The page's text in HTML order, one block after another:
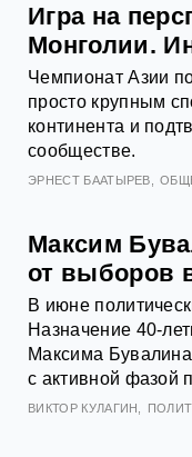
Игра на
Монголии.
Чемпионат Азии
просто крупным
континента и
сообществе.
ЭРНЕСТ БААТЫРЕВ
Максим
от выборов
В июне
Назначение 40-
Максима
с активной фазой
ВИКТОР КУЛАГИН